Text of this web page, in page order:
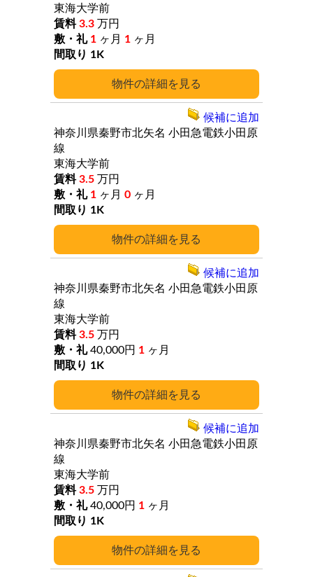
詳細
東海大学前
3.3 万円
1 ヶ月 1 ヶ月
1K
詳細
神奈川県秦野市北矢名 小田急電鉄小田原
線
東海大学前
3.5 万円
1 ヶ月 0 ヶ月
1K
候補に追加
詳細
神奈川県秦野市北矢名 小田急電鉄小田原
線
東海大学前
3.5 万円
40,000円 1 ヶ月
1K
候補に追加
詳細
神奈川県秦野市北矢名 小田急電鉄小田原
線
東海大学前
3.5 万円
40,000円 1 ヶ月
1K
候補に追加